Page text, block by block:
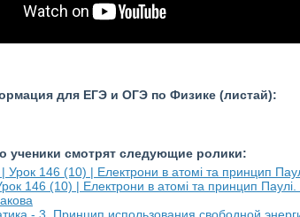
для ЕГЭ и ОГЭ по Физике (листай):
ученики смотрят следующие ролики:
146 (10) | Електрони в атомі та принцип Паулі.